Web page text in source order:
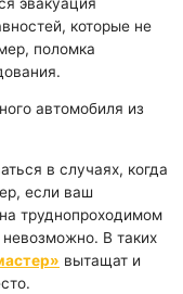
которые не
поломка
автомобиля из
в случаях, когда
если ваш
труднопроходимом
В таких
вытащат и